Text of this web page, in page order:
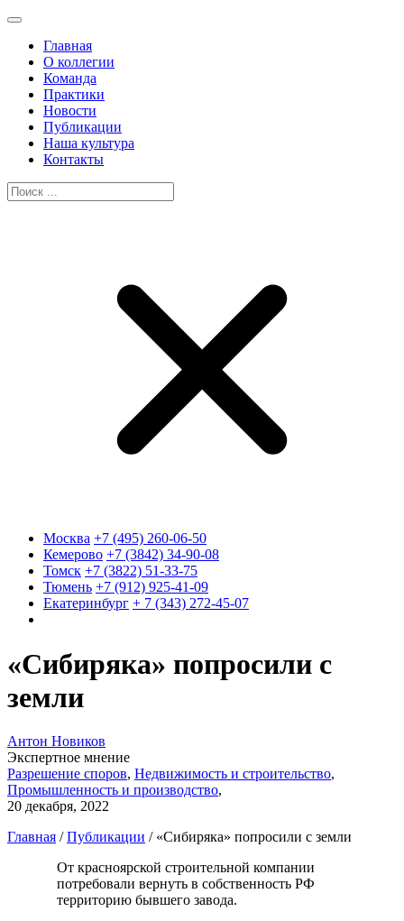
Главная
О коллегии
Команда
Практики
Новости
Публикации
Наша культура
Контакты
Москва +7 (495) 260-06-50
Кемерово +7 (3842) 34-90-08
Томск +7 (3822) 51-33-75
Тюмень +7 (912) 925-41-09
Екатеринбург + 7 (343) 272-45-07
«Сибиряка» попросили с
земли
Антон Новиков
Экспертное мнение
Разрешение споров, Недвижимость и строительство,
Промышленность и производство,
20 декабря, 2022
Главная /Публикации / «Сибиряка» попросили с земли
От красноярской строительной компании
потребовали вернуть в собственность РФ
территорию бывшего завода.